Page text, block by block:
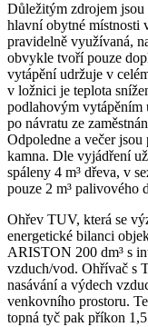
Důležitým zdrojem
hlavní obytné místnosti
pravidelně využívaná,
obvykle tvoří pouze
vytápění udržuje v
v ložnici je teplota
podlahovým vytápěním
po návratu ze
Odpoledne a večer
kamna. Dle vyjádření
spáleny 4 m³ dřeva, v
pouze 2 m³ palivového
Ohřev TUV, která se
energetické bilanci
ARISTON 200 dm³ s
vzduch/vod. Ohřívač s
nasávání a výdech
venkovního prostoru.
topná tyč pak příkon